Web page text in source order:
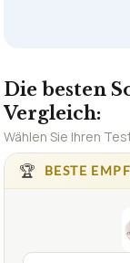
Die besten
Vergleich:
Wählen Sie Ihren
🏆
BESTE